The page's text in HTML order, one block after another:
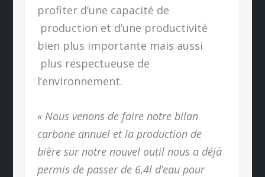
profiter d’une capacité de
production et d’une productivité
bien plus importante mais aussi
plus respectueuse de
l’environnement.
« Nous venons de faire notre bilan
carbone annuel et la production de
bière sur notre nouvel outil nous a déjà
permis de passer de 6,4l d’eau pour